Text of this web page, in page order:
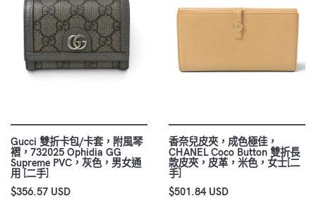
Gucci 雙折卡包/卡套，附風琴
褶，732025 Ophidia GG
Supreme PVC，灰色，男女通
用 [二手]
$356.57 USD
香奈兒皮夾，成色極佳，
CHANEL Coco Button 雙折長
款皮夾，皮革，米色，女士[二
手]
$501.84 USD